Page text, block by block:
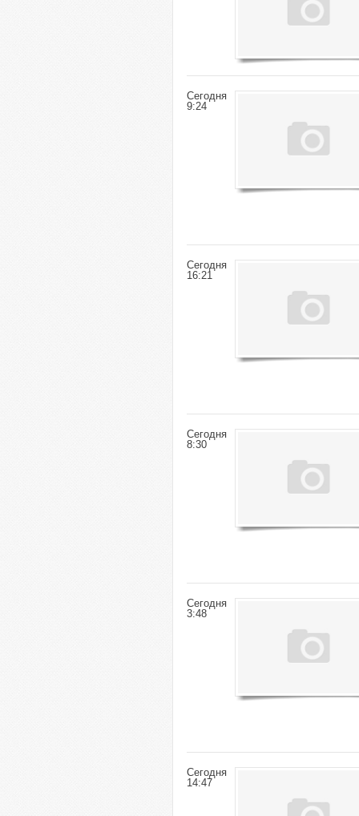
Сегодня
9:24
Сегодня
16:21
Сегодня
8:30
Сегодня
3:48
Сегодня
14:47